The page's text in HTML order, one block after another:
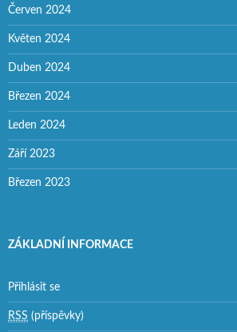
Červen 2024
Květen 2024
Duben 2024
Březen 2024
Leden 2024
Září 2023
Březen 2023
ZÁKLADNÍ INFORMACE
Přihlásit se
RSS (příspěvky)